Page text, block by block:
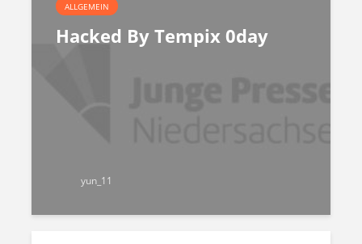
ALLGEMEIN
Hacked By Tempix 0day
yun_11